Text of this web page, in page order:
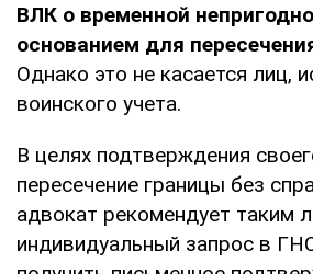
ВЛК о временной
основанием для
Однако это не касается лиц,
воинского учета.
В целях подтверждения
пересечение границы без
адвокат рекомендует таким
индивидуальный запрос в